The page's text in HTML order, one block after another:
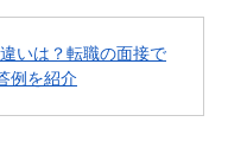
いは？転職の面接で
例を紹介